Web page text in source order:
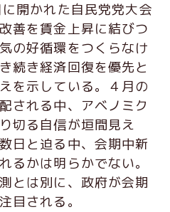
開かれた自民党党大会
善を賃金上昇に結びつ
の好循環をつくらなけ
続き経済回復を優先と
を示している。４月の
される中、アベノミク
切る自信が垣間見え
日と迫る中、会期中新
るかは明らかでない。
とは別に、政府が会期
目される。